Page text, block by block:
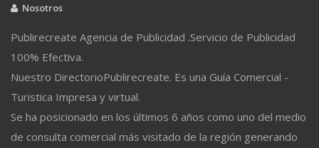
Nosotros
Publirecreate Agencia de Publicidad .Servicio de Publicidad
100% Efectiva.
Nuestro DirectorioPublirecreate. Es una Guía Comercial -
Turistica Impresa y virtual.
Se ha posicionado en los últimos 6 años como uno del medio
de consulta comercial más visitado de la región generando